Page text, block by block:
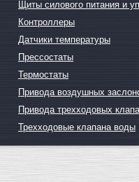
Щиты силового питания и
Контроллеры
Датчики температуры
Прессостаты
Термостаты
Привода воздушных
Привода трехходовых
Трехходовые клапана воды